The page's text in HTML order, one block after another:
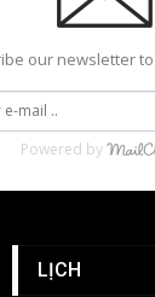
our newsletter
Powered by
LỊCH